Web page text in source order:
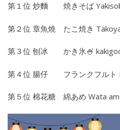
第１位 炒麵 焼きそば
第２位 章魚燒 たこ焼き
第３位 刨冰 かき氷🍧
第４位 腸仔 フランクフルト
第５位 棉花糖 綿あめ Wata